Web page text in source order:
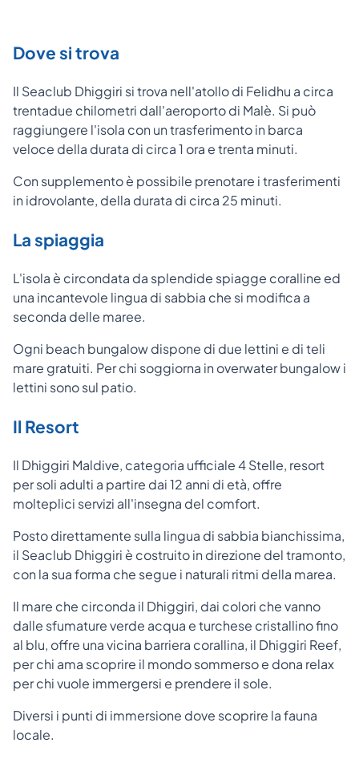
Dove si trova
Il Seaclub Dhiggiri si trova nell'atollo di Felidhu a circa
trentadue chilometri dall'aeroporto di Malè. Si può
raggiungere l'isola con un trasferimento in barca
veloce della durata di circa 1 ora e trenta minuti.
Con supplemento è possibile prenotare i trasferimenti
in idrovolante, della durata di circa 25 minuti.
La spiaggia
L'isola è circondata da splendide spiagge coralline ed
una incantevole lingua di sabbia che si modifica a
seconda delle maree.
Ogni beach bungalow dispone di due lettini e di teli
mare gratuiti. Per chi soggiorna in overwater bungalow i
lettini sono sul patio.
Il Resort
Il Dhiggiri Maldive, categoria ufficiale 4 Stelle, resort
per soli adulti a partire dai 12 anni di età, offre
molteplici servizi all'insegna del comfort.
Posto direttamente sulla lingua di sabbia bianchissima,
il Seaclub Dhiggiri è costruito in direzione del tramonto,
con la sua forma che segue i naturali ritmi della marea.
Il mare che circonda il Dhiggiri, dai colori che vanno
dalle sfumature verde acqua e turchese cristallino fino
al blu, offre una vicina barriera corallina, il Dhiggiri Reef,
per chi ama scoprire il mondo sommerso e dona relax
per chi vuole immergersi e prendere il sole.
Diversi i punti di immersione dove scoprire la fauna
locale.